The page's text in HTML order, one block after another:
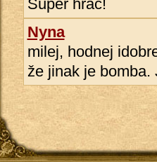
Super hrac!
Nyna
milej, hodnej
že jinak je bomba.